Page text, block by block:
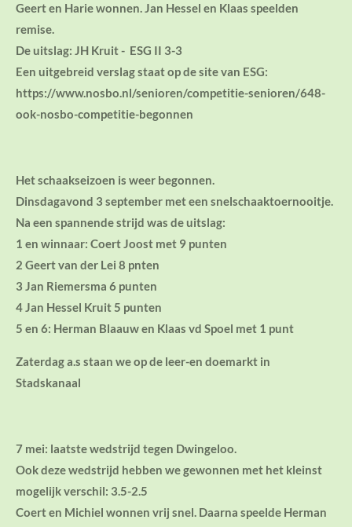
Geert en Harie wonnen. Jan Hessel en Klaas speelden
remise.
De uitslag: JH Kruit - ESG II 3-3
Een uitgebreid verslag staat op de site van ESG:
https://www.nosbo.nl/senioren/competitie-senioren/648-
ook-nosbo-competitie-begonnen
Het schaakseizoen is weer begonnen.
Dinsdagavond 3 september met een snelschaaktoernooitje.
Na een spannende strijd was de uitslag:
1 en winnaar: Coert Joost met 9 punten
2 Geert van der Lei 8 pnten
3 Jan Riemersma 6 punten
4 Jan Hessel Kruit 5 punten
5 en 6: Herman Blaauw en Klaas vd Spoel met 1 punt
Zaterdag a.s staan we op de leer-en doemarkt in
Stadskanaal
7 mei: laatste wedstrijd tegen Dwingeloo.
Ook deze wedstrijd hebben we gewonnen met het kleinst
mogelijk verschil: 3.5-2.5
Coert en Michiel wonnen vrij snel. Daarna speelde Herman